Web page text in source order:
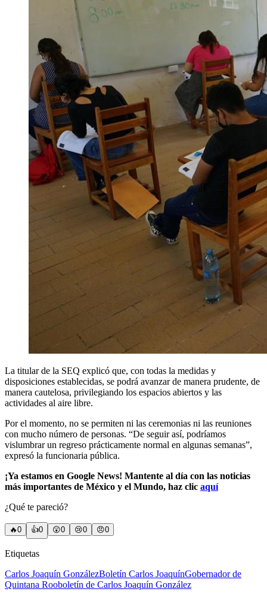
La titular de la SEQ explicó que, con todas la medidas y
disposiciones establecidas, se podrá avanzar de manera prudente, de
manera cautelosa, privilegiando los espacios abiertos y las
actividades al aire libre.
Por el momento, no se permiten ni las ceremonias ni las reuniones
con mucho número de personas. “De seguir así, podríamos
vislumbrar un regreso prácticamente normal en algunas semanas”,
expresó la funcionaria pública.
¡Ya estamos en Google News! Mantente al día con las noticias
más importantes de México y el Mundo, haz clic aquí
¿Qué te pareció?
🔥0 👍0 😲0 😢0 😠0
Etiquetas
Carlos Joaquín GonzálezBoletín Carlos JoaquínGobernador de
Quintana Rooboletín de Carlos Joaquín González